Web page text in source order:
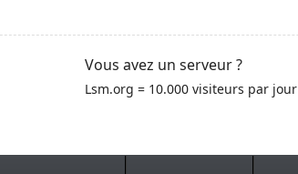
Vous avez un serveur ?
Lsm.org = 10.000 visiteurs par jour